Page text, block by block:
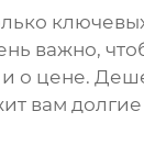
важно,
о цене.
вам